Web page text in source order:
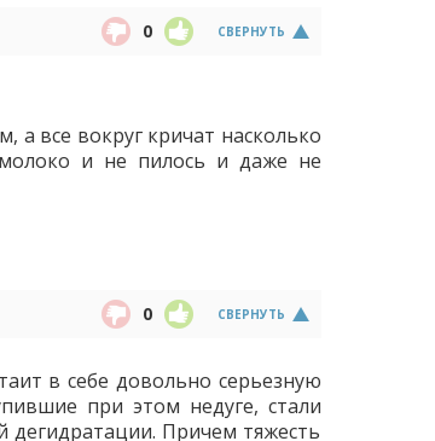
СВЕРНУТЬ
0
а все вокруг кричат насколько
и не пилось и даже не
СВЕРНУТЬ
0
в себе довольно серьезную
при этом недуге, стали
Причем тяжесть